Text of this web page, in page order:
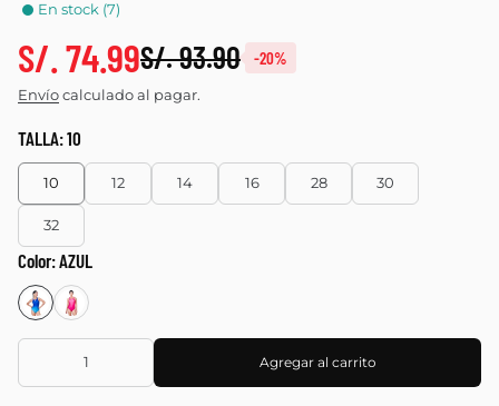
En stock (7)
S/. 74.99S/. 93.90 -20%
Envío calculado al pagar.
TALLA:10
10 12 14 16 28 30
32
Color:AZUL
Agregar al carrito